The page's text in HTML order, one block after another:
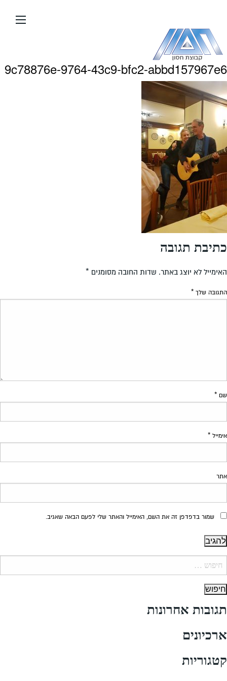
העמוד
9c78876e-9764-43c9-bfc2-abbd157967e6
כתיבת תגובה
האימייל לא יוצג באתר. שדות החובה מסומנים *
התגובה שלך *
שם *
אימייל *
אתר
שמור בדפדפן זה את השם, האימייל והאתר שלי לפעם הבאה שאגיב.
תגובות אחרונות
ארכיונים
קטגוריות